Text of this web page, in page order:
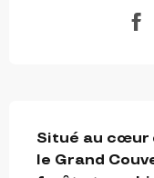
Situé au cœur
le Grand